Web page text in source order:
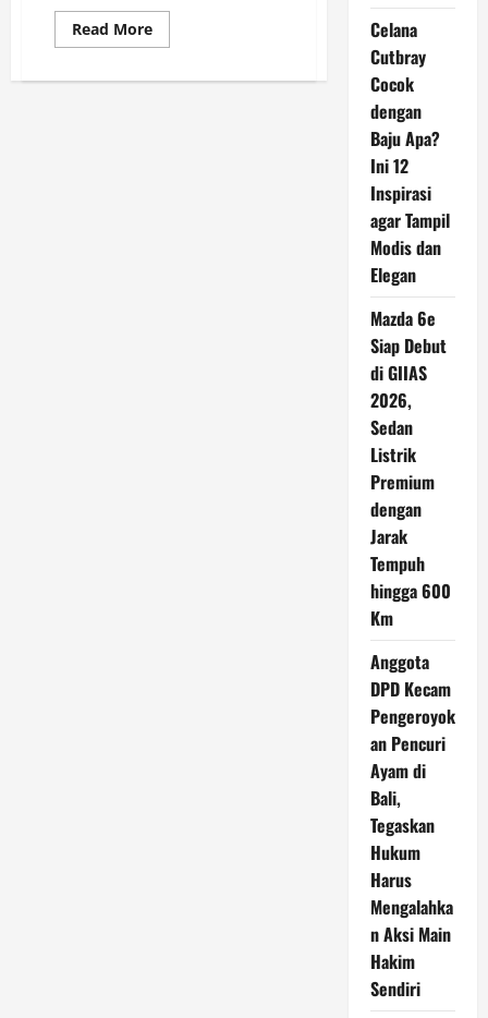
Read MoreRead
more
Anak
Celana
Cutbray
Cocok
dengan
Baju Apa?
Ini 12
Inspirasi
agar Tampil
Modis dan
Elegan
Mazda 6e
Siap Debut
di GIIAS
2026,
Sedan
Listrik
Premium
dengan
Jarak
Tempuh
hingga 600
Km
Anggota
DPD Kecam
Pengeroyok
an Pencuri
Ayam di
Bali,
Tegaskan
Hukum
Harus
Mengalahka
n Aksi Main
Hakim
Sendiri